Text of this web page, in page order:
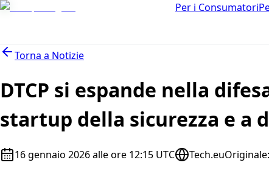
Per i Consumatori
Torna a Notizie
DTCP si espande nella
startup della sicurezza e a
16 gennaio 2026 alle ore 12:15 UTC Tech.euOriginale: